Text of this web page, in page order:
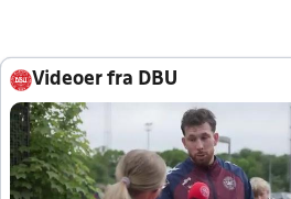
Videoer fra DBU